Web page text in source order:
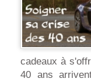
cadeaux à
40 ans